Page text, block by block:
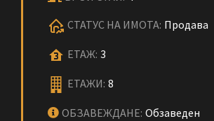
СТАТУС НА ИМОТА: Продава
ЕТАЖ: 3
ЕТАЖИ: 8
ОБЗАВЕЖДАНЕ: Обзаведен